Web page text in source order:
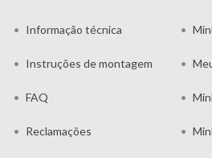
Informação técnica
Instruções de montagem
FAQ
Reclamações